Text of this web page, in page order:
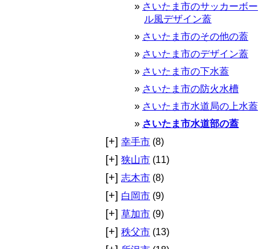
さいたま市のサッカーボー
ル風デザイン蓋
さいたま市のその他の蓋
さいたま市のデザイン蓋
さいたま市の下水蓋
さいたま市の防火水槽
さいたま市水道局の上水蓋
さいたま市水道部の蓋
[+] 幸手市 (8)
[+] 狭山市 (11)
[+] 志木市 (8)
[+] 白岡市 (9)
[+] 草加市 (9)
[+] 秩父市 (13)